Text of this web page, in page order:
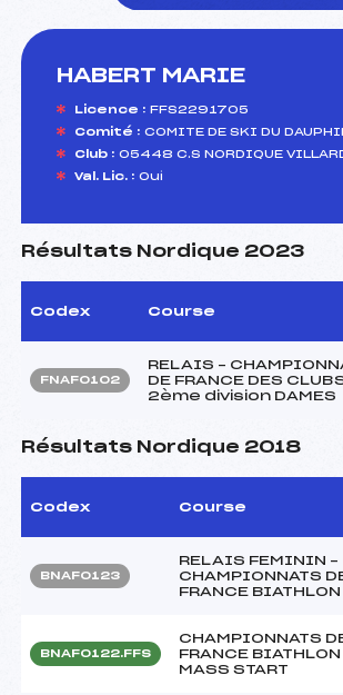
HABERT MARIE
Licence : FFS2291705
Comité : COMITE DE SKI DU
Club : 05448 C.S NORDIQUE
Val. Lic. : Oui
Résultats Nordique 2023
Codex Course
FNAF0102
RELAIS –
DE FRANCE DES
2ème division DAMES
Résultats Nordique 2018
Codex Course
BNAF0123
RELAIS FEMININ –
CHAMPIONNATS
FRANCE BIATHLON
BNAF0122.FFS
CHAMPIONNATS
FRANCE BIATHLON
MASS START